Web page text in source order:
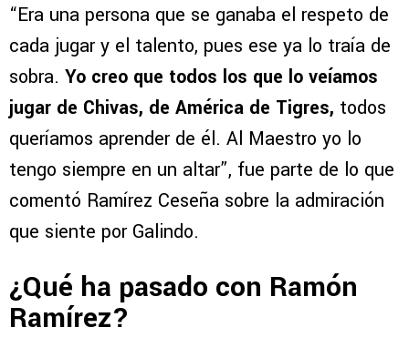
“Era una persona que se ganaba el respeto de
cada jugar y el talento, pues ese ya lo traía de
sobra. Yo creo que todos los que lo veíamos
jugar de Chivas, de América de Tigres, todos
queríamos aprender de él. Al Maestro yo lo
tengo siempre en un altar”, fue parte de lo que
comentó Ramírez Ceseña sobre la admiración
que siente por Galindo.
¿Qué ha pasado con Ramón
Ramírez?